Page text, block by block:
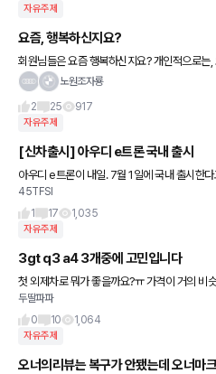
자유주제
요즘, 행복하신지요?
회원님들은 요즘 행복하신지요? 개인적으로는, 요즘 최고의 나날들
을 보내고 있습니다. 그 중심에는 우리 쉬르
노원조자룡
2
25 917
자유주제
[신차출시] 아우디 e트론 국내 출시
아우디 e트론이 내일. 7월 1일에 국내 출시한
에 사륜 모델인 e-tron 55 quattro가 올 3월에
코리아
45TFSI
1
17 1,035
자유주제
3gt q3 a4 3개중에 고민입니다
첫 외제차로 뭐가 좋을까요?ㅠ 가격이 거의 비슷비슷해서 고민입니다 애는 딸 둘있어요 2
살 6살요 가성비 측면에서 3gt가 더 끌리긴하는데 요즘 신형모델들이 많이 나와서
이네요
두딸파파
0
10 1,064
자유주제
오너의리뷰는 복구가 안됐는데 오너마